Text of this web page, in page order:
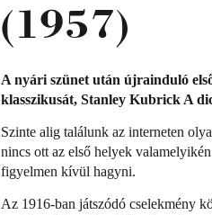
(1957)
A nyári szünet után újrainduló
klasszikusát, Stanley Kubrick A
Szinte alig találunk az interneten
nincs ott az első helyek
figyelmen kívül hagyni.
Az 1916-ban játszódó cselekmény